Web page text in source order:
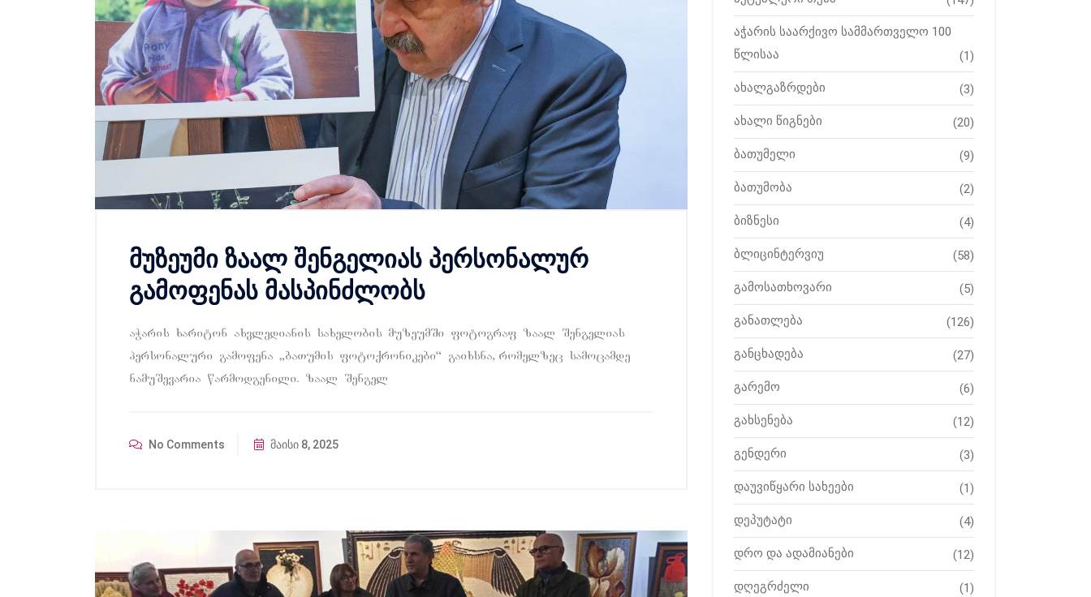
მუზეუმი ზაალ შენგელიას პერსონალურ
გამოფენას მასპინძლობს
aWaris xariton axvledianis saxelobis muzeumSi fotograf zaal Sengelias
personaluri gamofena `baTumis fotoqronikebi~ gaixsna, romelzec samocamde
namuSevaria warmodgenili. zaal Sengel
No Comments მაისი 8, 2025
აჭარის საარქივო სამმართველო 100
წლისაა
(1)
ახალგაზრდები (3)
ახალი წიგნები (20)
ბათუმელი (9)
ბათუმობა (2)
ბიზნესი (4)
ბლიცინტერვიუ (58)
გამოსათხოვარი (5)
განათლება (126)
განცხადება (27)
გარემო (6)
გახსენება (12)
გენდერი (3)
დაუვიწყარი სახეები (1)
დეპუტატი (4)
დრო და ადამიანები (12)
დღეგრძელი (1)